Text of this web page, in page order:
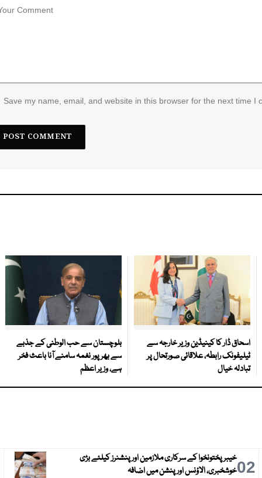
Save my name, email, and website in this browser for the next time I
اسحاق ڈار کا کینیڈین وزیر خارجہ سے
ٹیلیفونک رابطہ، علاقائی صورتحال پر
تبادلہ خیال
بلوچستان سے حب الوطنی کے جذبے
سے بھرپور نغمہ سامنے آنا باعث فخر
ہے، وزیر اعظم
02خیبرپختونخوا کے سرکاری ملازمین اور پنشنرز کیلئے بڑی
خوشخبری، الاؤنس اور پنشن میں اضافہ